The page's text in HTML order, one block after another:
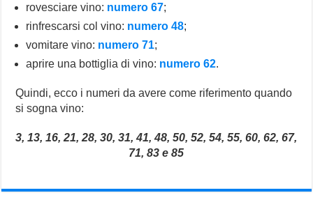
rovesciare vino: numero 67;
rinfrescarsi col vino: numero 48;
vomitare vino: numero 71;
aprire una bottiglia di vino: numero 62.
Quindi, ecco i numeri da avere come riferimento quando
si sogna vino:
3, 13, 16, 21, 28, 30, 31, 41, 48, 50, 52, 54, 55, 60, 62, 67,
71, 83 e 85